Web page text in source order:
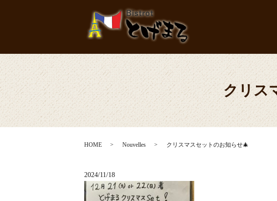
クリス
HOME Nouvelles クリスマスセットのお知らせ🎄
2024/11/18